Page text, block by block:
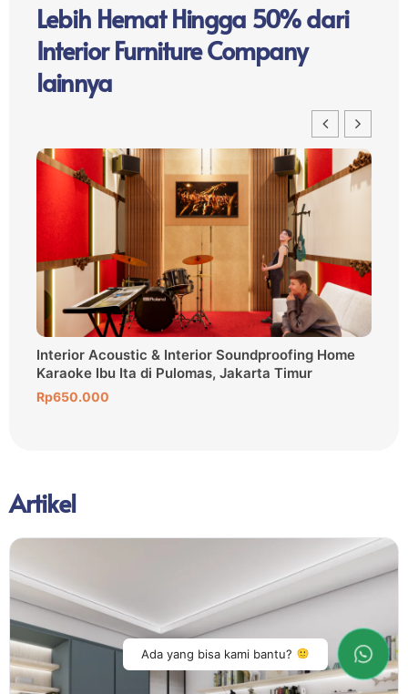
Lebih Hemat Hingga 50% dari
Interior Furniture Company
lainnya
Furniture Kitchen Set Ibu Fairus di Tanah Abang
Rp13.000.000
Artikel
Ada yang bisa kami bantu?